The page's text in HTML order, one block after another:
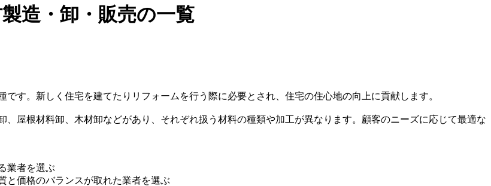
造・卸・販売の一覧
す。新しく住宅を建てたりリフォームを行う際に必要とされ、住宅の住心地の向上に貢献します。
屋根材料卸、木材卸などがあり、それぞれ扱う材料の種類や加工が異なります。顧客のニーズに応じて最適な
業者を選ぶ
と価格のバランスが取れた業者を選ぶ